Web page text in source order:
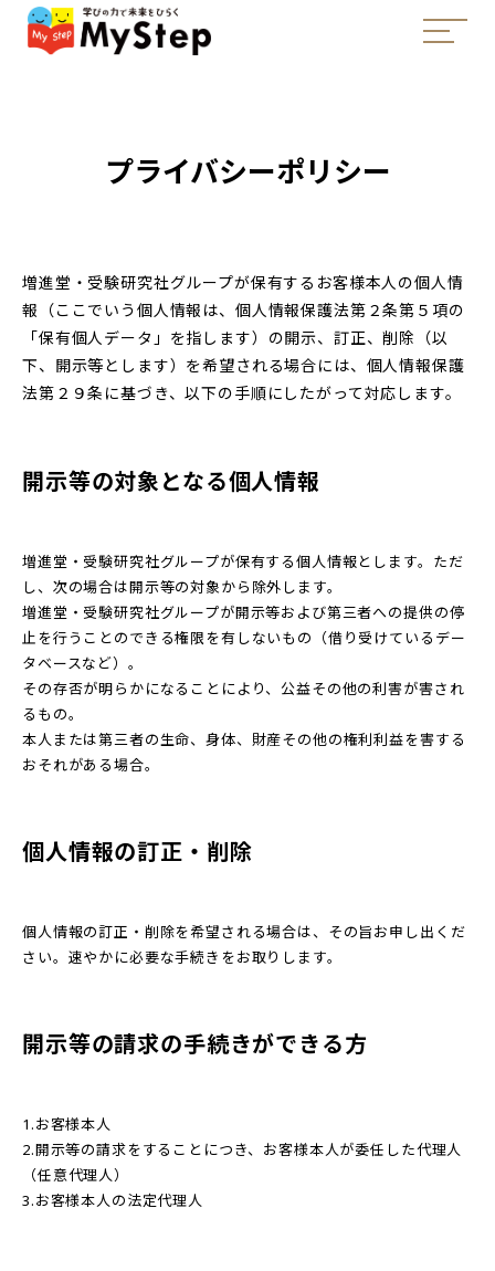
プライバシーポリシー
増進堂・受験研究社グループが保有するお客様本人の個人情
報（ここでいう個人情報は、個人情報保護法第２条第５項の
「保有個人データ」を指します）の開示、訂正、削除（以
下、開示等とします）を希望される場合には、個人情報保護
法第２９条に基づき、以下の手順にしたがって対応します。
開示等の対象となる個人情報
増進堂・受験研究社グループが保有する個人情報とします。ただ
し、次の場合は開示等の対象から除外します。
増進堂・受験研究社グループが開示等および第三者への提供の停
止を行うことのできる権限を有しないもの（借り受けているデー
タベースなど）。
その存否が明らかになることにより、公益その他の利害が害され
るもの。
本人または第三者の生命、身体、財産その他の権利利益を害する
おそれがある場合。
個人情報の訂正・削除
個人情報の訂正・削除を希望される場合は、その旨お申し出くだ
さい。速やかに必要な手続きをお取りします。
開示等の請求の手続きができる方
1.お客様本人
2.開示等の請求をすることにつき、お客様本人が委任した代理人
（任意代理人）
3.お客様本人の法定代理人